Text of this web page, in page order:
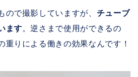
ので撮影していますが、 チューブ
ます 。逆さまで使用ができるの
重りによる働きの効果なんです！